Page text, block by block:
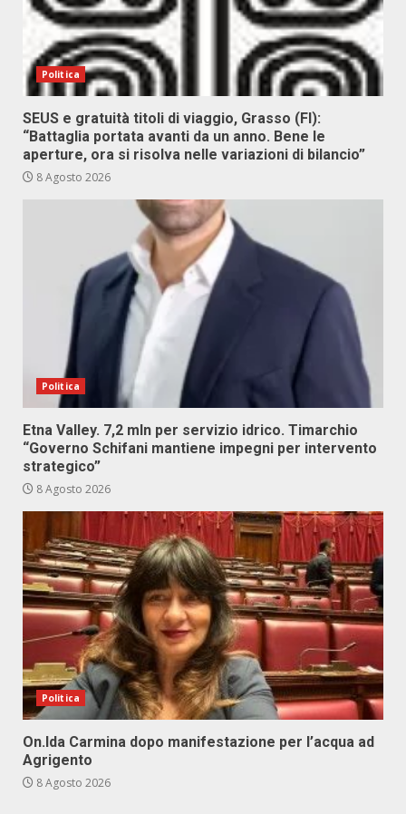
Politica
SEUS e gratuità titoli di viaggio, Grasso (FI):
“Battaglia portata avanti da un anno. Bene le
aperture, ora si risolva nelle variazioni di bilancio”
8 Agosto 2026
Politica
Etna Valley. 7,2 mln per servizio idrico. Timarchio
“Governo Schifani mantiene impegni per intervento
strategico”
8 Agosto 2026
Politica
On.Ida Carmina dopo manifestazione per l’acqua ad
Agrigento
8 Agosto 2026